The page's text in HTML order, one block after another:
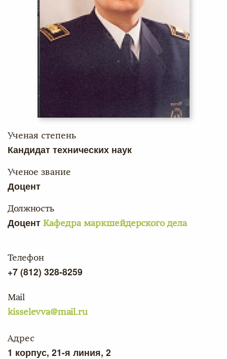
Ученая степень
Кандидат технических наук
Ученое звание
Доцент
Должность
Доцент Кафедра маркшейдерского дела
Телефон
+7 (812) 328-8259
Mail
kisselevva@mail.ru
Адрес
1 корпус, 21-я линия, 2